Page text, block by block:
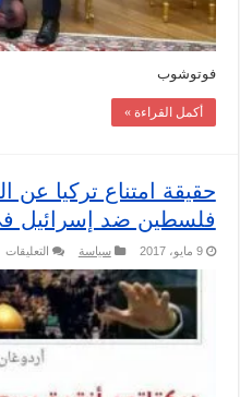
فوتوشوب
أكمل القراءة »
حقيقة امتناع تركيا عن
فلسطين ضد إسرائيل
9 مايو، 2017 سياسة التعليقات